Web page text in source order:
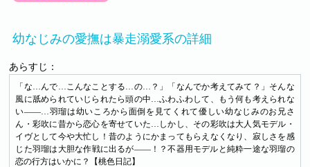
幼なじみの愛撫は暴走溺愛系の詳細
あらすじ：
「な…んで…こんなことする…の…？」「なんでか考えてみて？」そんな
風に舐められていじられたら頭の中…ふわふわして、もう何も考えられな
い――…羽瑠は幼いころから面倒を見てくれて優しい幼なじみのお兄さ
ん・彩吹に昔から恋心を寄せていた…しかし、その彩吹は大人気モデル・
イヴとして今や大忙し！昔のようにかまってもらえなくなり、寂しさを感
じた羽瑠は大胆な作戦に出るが――！？不器用モデルと純粋一途な羽瑠の
恋の行方はいかに？【桃色日記】